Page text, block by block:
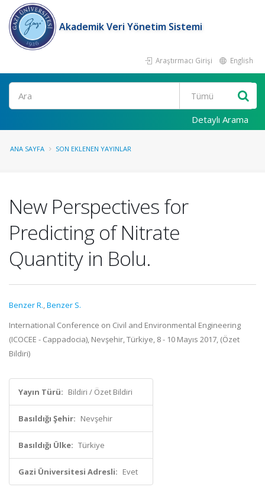
Akademik Veri Yönetim Sistemi
Araştırmacı Girişi English
Ara
Detaylı Arama
ANA SAYFA SON EKLENEN YAYINLAR
New Perspectives for
Predicting of Nitrate
Quantity in Bolu.
Benzer R.,Benzer S.
International Conference on Civil and Environmental Engineering
(ICOCEE - Cappadocia), Nevşehir, Türkiye, 8 - 10 Mayıs 2017, (Özet
Bildiri)
Yayın Türü: Bildiri / Özet Bildiri
Basıldığı Şehir: Nevşehir
Basıldığı Ülke: Türkiye
Gazi Üniversitesi Adresli: Evet